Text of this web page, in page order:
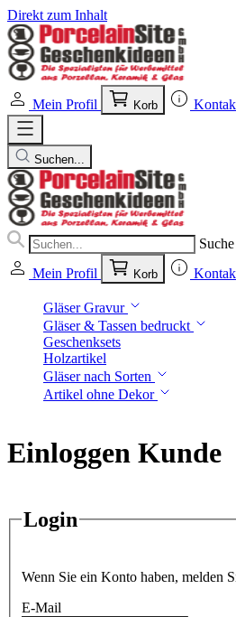
Direkt zum Inhalt
Mein Profil Korb
Suchen...
Suche
Mein Profil Korb
Gläser Gravur
Gläser & Tassen bedruckt
Geschenksets
Holzartikel
Gläser nach Sorten
Artikel ohne Dekor
Einloggen Kunde
Login
Wenn Sie ein Konto haben, melden
E-Mail